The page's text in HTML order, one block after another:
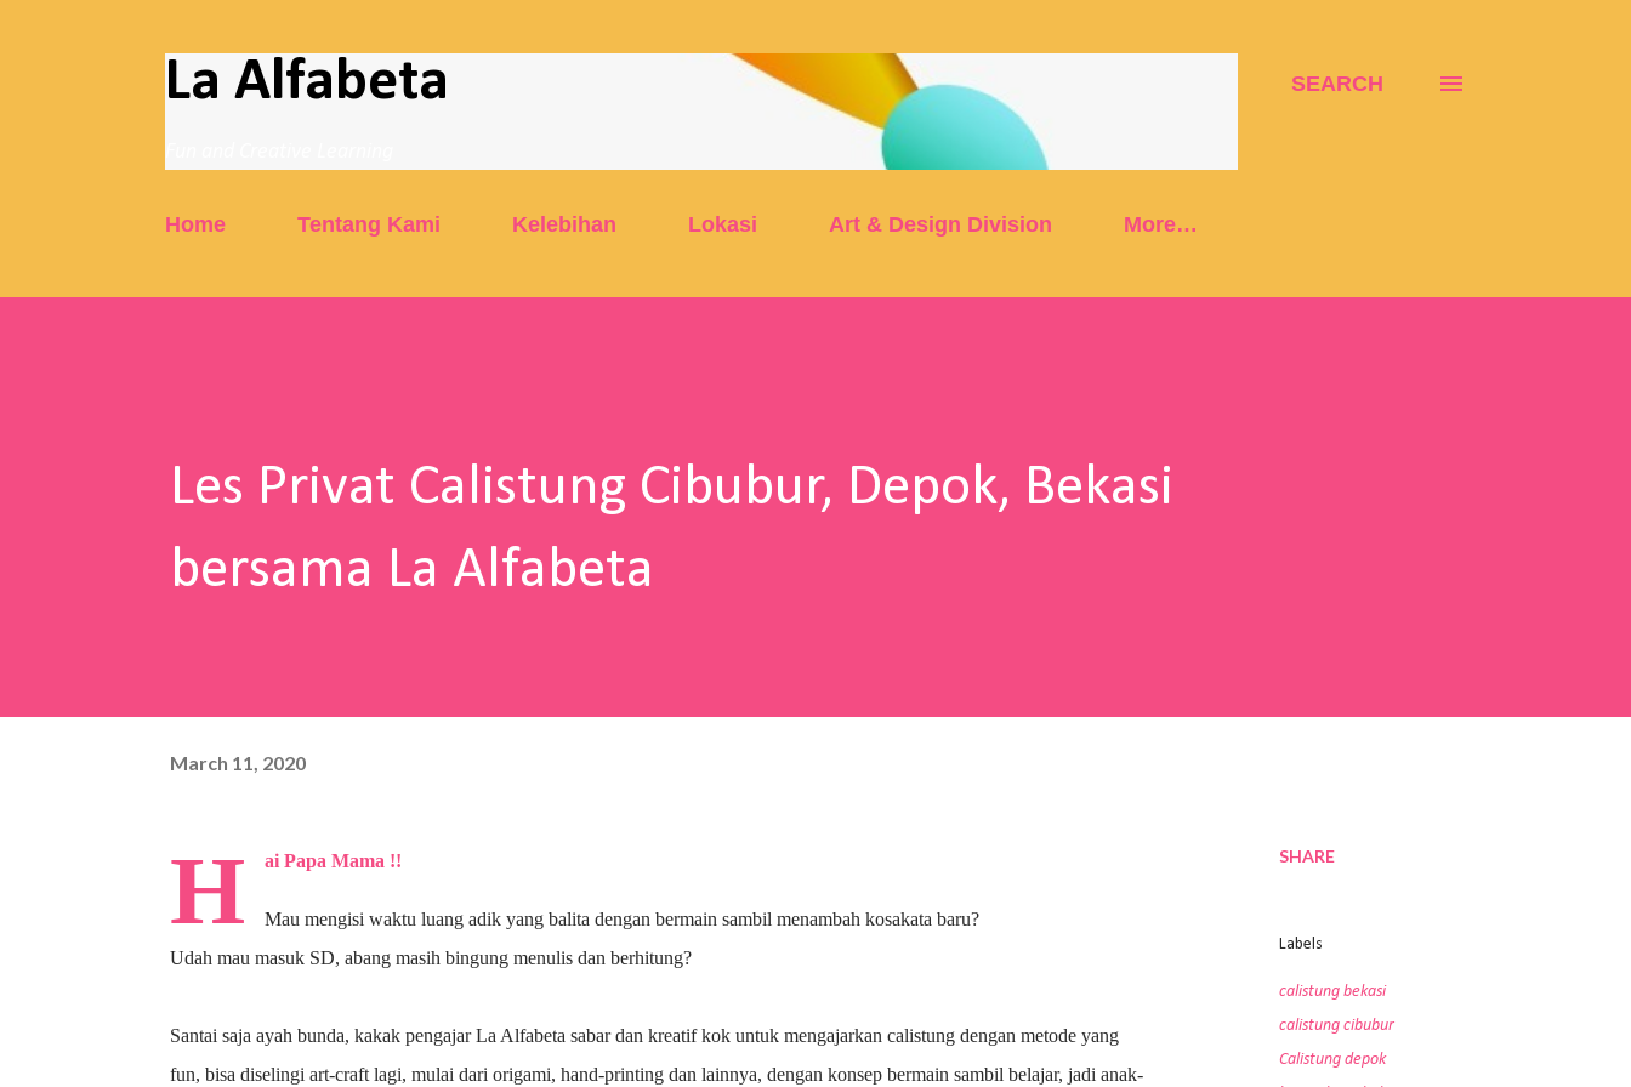
La Alfabeta SEARCH
Home Tentang Kami Kelebihan Lokasi Art & Design Division More…
Les Privat Calistung Cibubur, Depok, Bekasi
bersama La Alfabeta
March 11, 2020
H ai Papa Mama !!
Mau mengisi waktu luang adik yang balita dengan bermain sambil menambah kosakata baru?
Udah mau masuk SD, abang masih bingung menulis dan berhitung?
Santai saja ayah bunda, kakak pengajar La Alfabeta sabar dan kreatif kok untuk mengajarkan calistung dengan metode yang
fun, bisa diselingi art-craft lagi, mulai dari origami, hand-printing dan lainnya, dengan konsep bermain sambil belajar, jadi anak-
SHARE
Labels
calistung bekasi
calistung cibubur
Calistung depok